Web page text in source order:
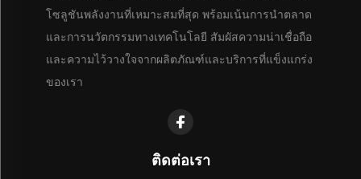
โซลูชันพลังงานที่เหมาะสมที่สุด พร้อมเน้นการนำตลาด
และการนวัตกรรมทางเทคโนโลยี สัมผัสความน่าเชื่อถือ
และความไว้วางใจจากผลิตภัณฑ์และบริการที่แข็งแกร่ง
ของเรา
ติดต่อเรา